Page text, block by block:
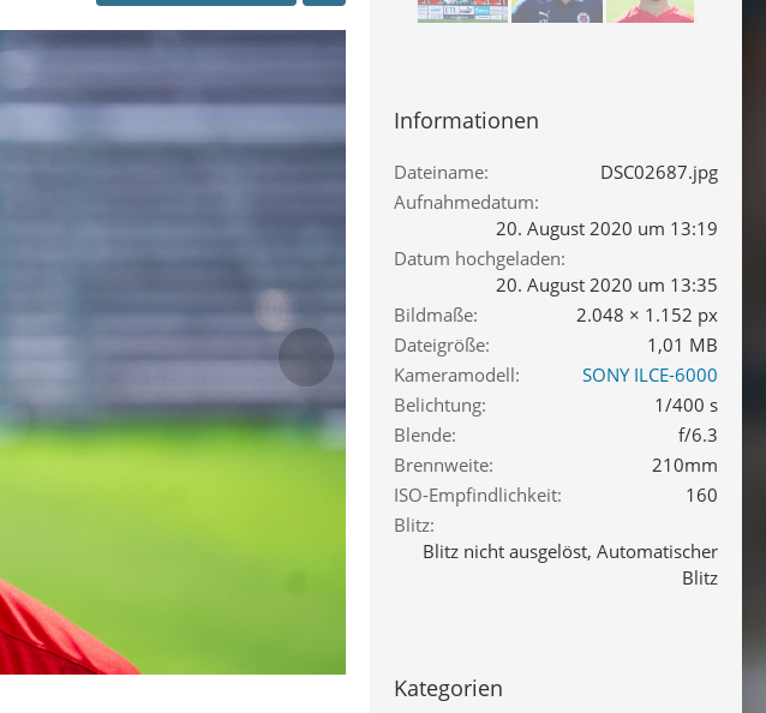
Informationen
Dateiname
DSC02687.jpg
Aufnahmedatum
20. August 2020 um 13:19
Datum hochgeladen
20. August 2020 um 13:35
Bildmaße
2.048 × 1.152 px
Dateigröße
1,01 MB
Kameramodell
SONY ILCE-6000
Belichtung
1/400 s
Blende
f/6.3
Brennweite
210mm
ISO-Empfindlichkeit
160
Blitz
Blitz nicht ausgelöst, Automatischer
Blitz
Kategorien